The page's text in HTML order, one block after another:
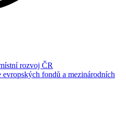
rozvoj ČR
evropských fondů a mezinárodních